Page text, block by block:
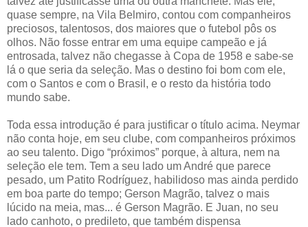
quase sempre, na Vila Belmiro, contou com companheiros
preciosos, talentosos, dos maiores que o futebol pôs os
olhos. Não fosse entrar em uma equipe campeão e já
entrosada, talvez não chegasse à Copa de 1958 e sabe-se
lá o que seria da seleção. Mas o destino foi bom com ele,
com o Santos e com o Brasil, e o resto da história todo
mundo sabe.
Toda essa introdução é para justificar o título acima. Neymar
não conta hoje, em seu clube, com companheiros próximos
ao seu talento. Digo “próximos” porque, à altura, nem na
seleção ele tem. Tem a seu lado um André que parece
pesado, um Patito Rodríguez, habilidoso mas ainda perdido
em boa parte do tempo; Gerson Magrão, talvez o mais
lúcido na meia, mas... é Gerson Magrão. E Juan, no seu
lado canhoto, o predileto, que também dispensa